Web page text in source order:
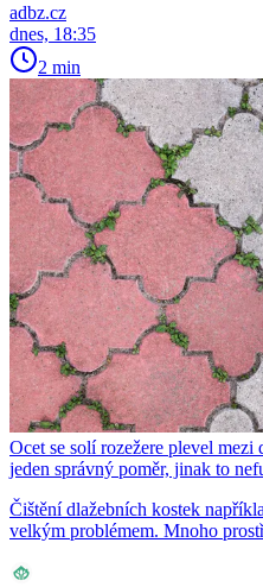
adbz.cz
dnes, 18:35
2 min
Ocet se solí rozežere plevel
jeden správný poměr, jinak to
Čištění dlažebních kostek
velkým problémem. Mnoho